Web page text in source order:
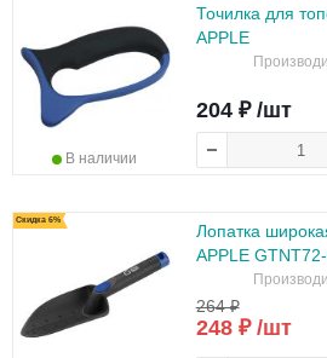
Точилка для
APPLE
В наличии
204 ₽ /шт
Скидка 6%
Лопатка
APPLE
264 ₽
248 ₽ /шт